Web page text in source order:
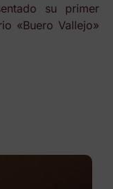
su primer
«Buero Vallejo»